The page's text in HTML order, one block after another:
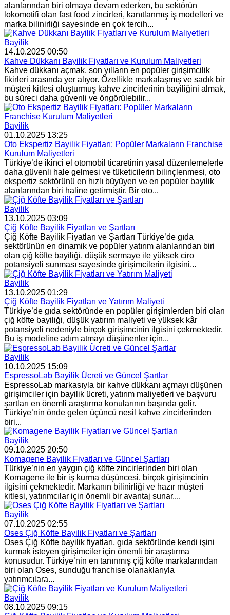
alanlarından biri olmaya devam ederken, bu sektörün
lokomotifi olan fast food zincirleri, kanıtlanmış iş modelleri ve
marka bilinirliği sayesinde en çok tercih...
Bayilik
14.10.2025 00:50
Kahve Dükkanı Bayilik Fiyatları ve Kurulum Maliyetleri
Kahve dükkanı açmak, son yılların en popüler girişimcilik
fikirleri arasında yer alıyor. Özellikle markalaşmış ve sadık bir
müşteri kitlesi oluşturmuş kahve zincirlerinin bayiliğini almak,
bu süreci daha güvenli ve öngörülebilir...
Bayilik
01.10.2025 13:25
Oto Ekspertiz Bayilik Fiyatları: Popüler Markaların Franchise
Kurulum Maliyetleri
Türkiye’de ikinci el otomobil ticaretinin yasal düzenlemelerle
daha güvenli hale gelmesi ve tüketicilerin bilinçlenmesi, oto
ekspertiz sektörünü en hızlı büyüyen ve en popüler bayilik
alanlarından biri haline getirmiştir. Bir oto...
Bayilik
13.10.2025 03:09
Çiğ Köfte Bayilik Fiyatları ve Şartları
Çiğ Köfte Bayilik Fiyatları ve Şartları Türkiye’de gıda
sektörünün en dinamik ve popüler yatırım alanlarından biri
olan çiğ köfte bayiliği, düşük sermaye ile yüksek ciro
potansiyeli sunması sayesinde girişimcilerin ilgisini...
Bayilik
13.10.2025 01:29
Çiğ Köfte Bayilik Fiyatları ve Yatırım Maliyeti
Türkiye’de gıda sektöründe en popüler girişimlerden biri olan
çiğ köfte bayiliği, düşük yatırım maliyeti ve yüksek kâr
potansiyeli nedeniyle birçok girişimcinin ilgisini çekmektedir.
Bu iş modeline adım atmayı düşünenler için...
Bayilik
10.10.2025 15:09
EspressoLab Bayilik Ücreti ve Güncel Şartlar
EspressoLab markasıyla bir kahve dükkanı açmayı düşünen
girişimciler için bayilik ücreti, yatırım maliyetleri ve başvuru
şartları en önemli araştırma konularının başında gelir.
Türkiye’nin önde gelen üçüncü nesil kahve zincirlerinden
biri...
Bayilik
09.10.2025 20:50
Komagene Bayilik Fiyatları ve Güncel Şartları
Türkiye’nin en yaygın çiğ köfte zincirlerinden biri olan
Komagene ile bir iş kurma düşüncesi, birçok girişimcinin
ilgisini çekmektedir. Markanın bilinirliği ve hazır müşteri
kitlesi, yatırımcılar için önemli bir avantaj sunar....
Bayilik
07.10.2025 02:55
Oses Çiğ Köfte Bayilik Fiyatları ve Şartları
Oses Çiğ Köfte bayilik fiyatları, gıda sektöründe kendi işini
kurmak isteyen girişimciler için önemli bir araştırma
konusudur. Türkiye’nin en tanınmış çiğ köfte markalarından
biri olan Oses, sunduğu franchise olanaklarıyla
yatırımcılara...
Bayilik
08.10.2025 09:15